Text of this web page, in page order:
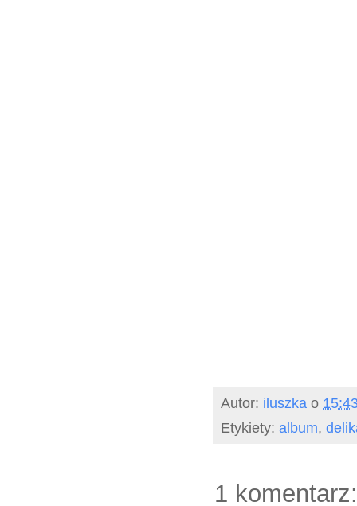
Autor: iluszka o
Etykiety: album,
1 komentarz: